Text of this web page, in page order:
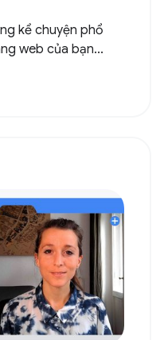
kể chuyện phổ
web của bạn...